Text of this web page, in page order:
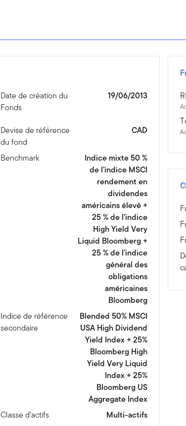
Date de création du
Fonds
19/06/2013
Devise de référence
du fond
CAD
Benchmark
Indice mixte 50 %
de l’indice MSCI
rendement en
dividendes
américains élevé +
25 % de l’indice
High Yield Very
Liquid Bloomberg +
25 % de l’indice
général des
obligations
américaines
Bloomberg
Indice de référence
secondaire
Blended 50% MSCI
USA High Dividend
Yield Index + 25%
Bloomberg High
Yield Very Liquid
Index + 25%
Bloomberg US
Aggregate Index
Classe d’actifs Multi-actifs